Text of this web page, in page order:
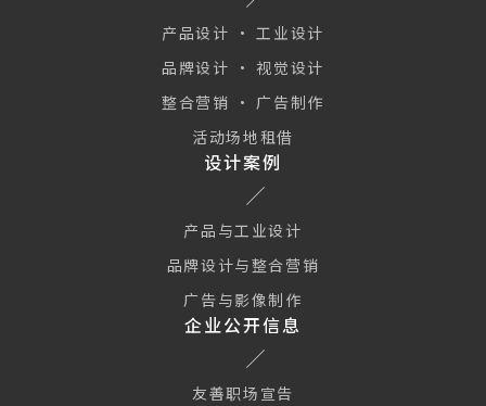
产品设计 · 工业设计
品牌设计 · 视觉设计
整合营销 · 广告制作
活动场地租借
设计案例
产品与工业设计
品牌设计与整合营销
广告与影像制作
企业公开信息
友善职场宣告